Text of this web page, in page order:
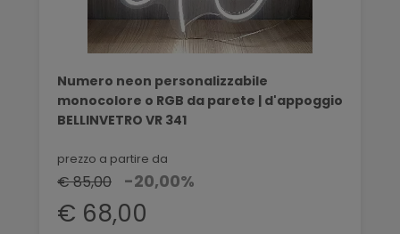
Numero neon personalizzabile
monocolore o RGB da parete | d'appoggio
BELLINVETRO VR 341
prezzo a partire da
€ 85,00 -20,00%
€ 68,00